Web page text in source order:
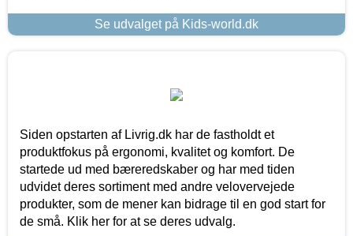
Se udvalget på Kids-world.dk
Siden opstarten af Livrig.dk har de fastholdt et
produktfokus på ergonomi, kvalitet og komfort. De
startede ud med bæreredskaber og har med tiden
udvidet deres sortiment med andre velovervejede
produkter, som de mener kan bidrage til en god start for
de små. Klik her for at se deres udvalg.